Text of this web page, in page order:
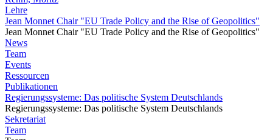
Lehre
Jean Monnet Chair "EU Trade Policy and the Rise of Geopolitics"
Jean Monnet Chair "EU Trade Policy and the Rise of Geopolitics"
News
Team
Events
Ressourcen
Publikationen
Regierungssysteme: Das politische System Deutschlands
Regierungssysteme: Das politische System Deutschlands
Sekretariat
Team